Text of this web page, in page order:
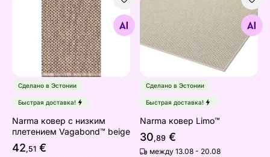
Narma ковер с низким плетением Vagabond™ beige
Найдите похожие
Сделано в Эстонии
Быстрая доставка!
Narma ковер с низким
плетением Vagabond™ beige
42,51 €
Narma ковер Limo™
Найдите похожие
Сделано в Эстонии
Быстрая доставка!
Narma ковер Limo™
30,89 €
между 13.08 - 20.08